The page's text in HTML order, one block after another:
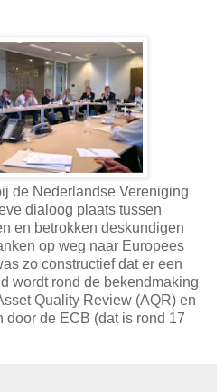
de Nederlandse Vereniging
dialoog plaats tussen
en betrokken deskundigen
op weg naar Europees
zo constructief dat er een
wordt rond de bekendmaking
Quality Review (AQR) en
door de ECB (dat is rond 17